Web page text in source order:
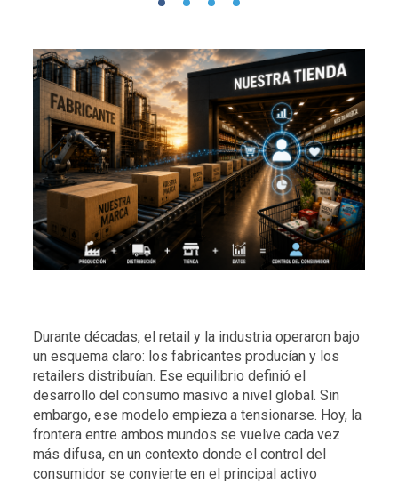
Durante décadas, el retail y la industria operaron bajo
un esquema claro: los fabricantes producían y los
retailers distribuían. Ese equilibrio definió el
desarrollo del consumo masivo a nivel global.Sin
embargo, ese modelo empieza a tensionarse. Hoy, la
frontera entre ambos mundos se vuelve cada vez
más difusa, en un contexto donde el control del
consumidor se convierte en el principal activo